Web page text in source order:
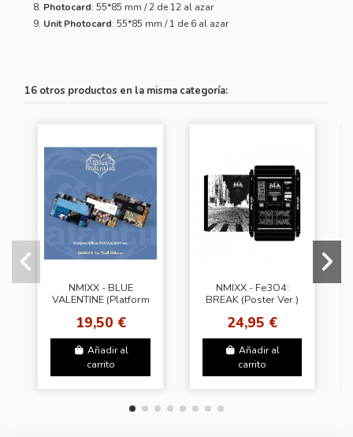
Photocard: 55*85 mm / 2 de 12 al azar
Unit Photocard: 55*85 mm / 1 de 6 al azar
16 otros productos en la misma categoría:
NMIXX - BLUE
VALENTINE (Platform
Random)
19,50 €
Añadir al
carrito
NMIXX - Fe3O4:
BREAK (Poster Ver.)
24,95 €
Añadir al
carrito